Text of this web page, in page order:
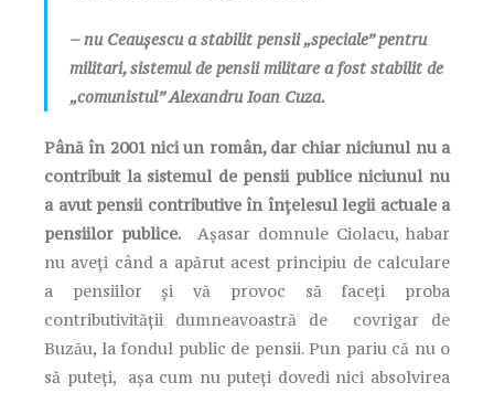
– nu Ceaușescu a stabilit pensii „speciale” pentru
militari, sistemul de pensii militare a fost stabilit de
„comunistul” Alexandru Ioan Cuza.
Până în 2001 nici un român, dar chiar niciunul nu a
contribuit la sistemul de pensii publice niciunul nu
a avut pensii contributive în înțelesul legii actuale a
pensiilor publice. Așasar domnule Ciolacu, habar
nu aveți când a apărut acest principiu de calculare
a pensiilor și vă provoc să faceți proba
contributivității dumneavoastră de covrigar de
Buzău, la fondul public de pensii. Pun pariu că nu o
să puteți, așa cum nu puteți dovedi nici absolvirea